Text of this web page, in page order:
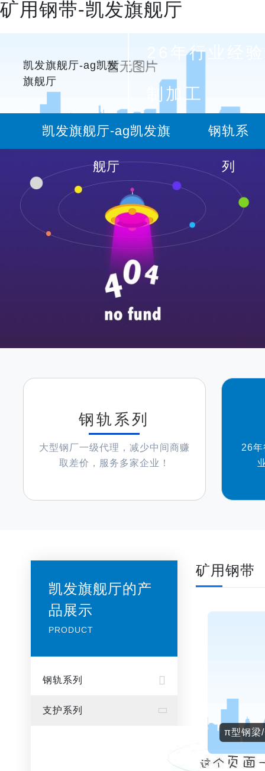
矿用钢带-凯发旗舰厅
凯发旗舰厅-ag凯发
旗舰厅
26年行业经验
制加工
凯发旗舰厅-ag凯发旗
舰厅
钢轨系
列
钢轨系列
大型钢厂一级代理，减少中间商赚
取差价，服务多家企业！
26
凯发旗舰厅的产
品展示
PRODUCT
钢轨系列
支护系列
矿用钢带
π型钢梁